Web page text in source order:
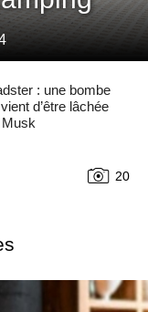
: une bombe
d’être lâchée
20